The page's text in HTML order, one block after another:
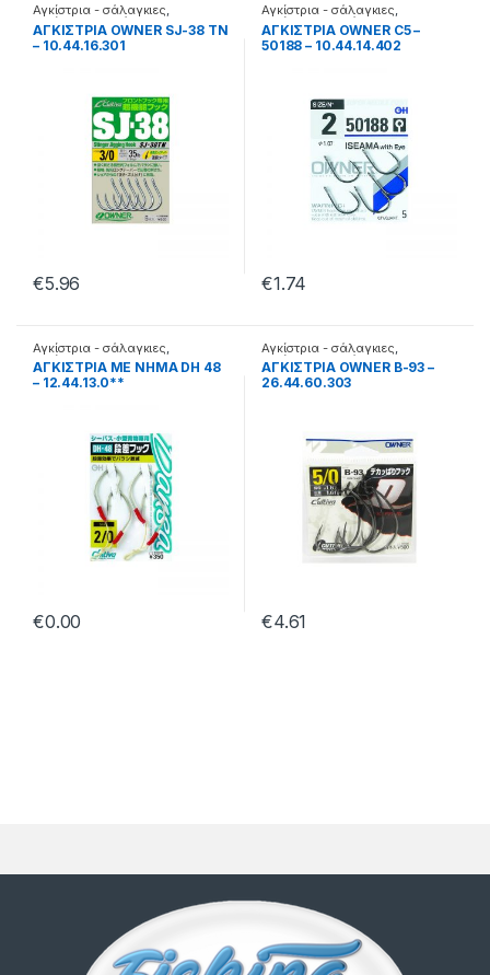
Αγκίστρια - σάλαγκιες
Αγκίστρια σε φάκελα
ΑΓΚΙΣΤΡΙΑ OWNER SJ-38 TN
– 10.44.16.301
€5.96
Αγκίστρια - σάλαγκιες
Αγκίστρια σε φάκελα
ΑΓΚΙΣΤΡΙΑ OWNER C5 –
50188 – 10.44.14.402
€1.74
Αγκίστρια - σάλαγκιες
Αγκίστρια Jigging
ΑΓΚΙΣΤΡΙΑ ΜΕ ΝΗΜΑ DH 48
– 12.44.13.0**
€0.00
Αγκίστρια - σάλαγκιες
Αγκίστρια σε φάκελα
ΑΓΚΙΣΤΡΙΑ OWNER B-93 –
26.44.60.303
€4.61